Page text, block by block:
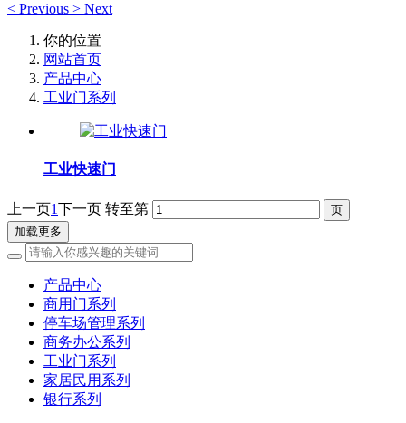
< Previous > Next
你的位置
网站首页
产品中心
工业门系列
工业快速门
上一页1下一页 转至第
加载更多
产品中心
商用门系列
停车场管理系列
商务办公系列
工业门系列
家居民用系列
银行系列